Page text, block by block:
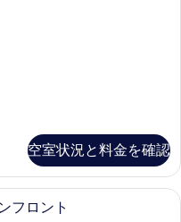
空室状況と料金を確認
ート 1 ベッドルーム オーシャン
フロント